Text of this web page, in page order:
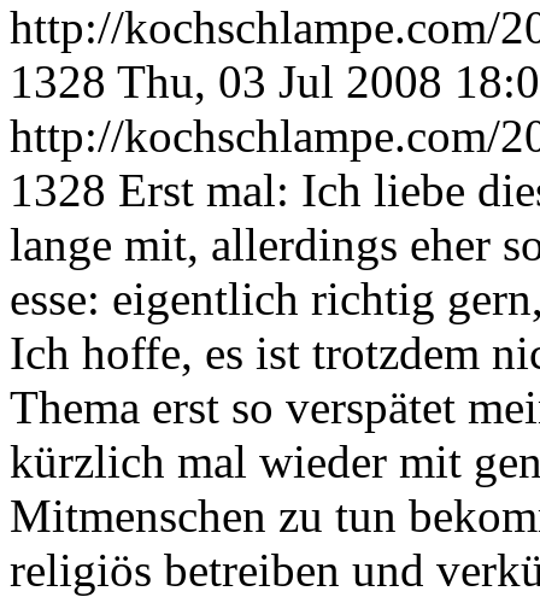
http://kochschlampe.com/
1328 Thu, 03 Jul 2008
http://kochschlampe.com/
1328 Erst mal: Ich liebe
lange mit, allerdings eher
esse: eigentlich richtig
Ich hoffe, es ist trotzdem
Thema erst so verspätet
kürzlich mal wieder mit
Mitmenschen zu tun
religiös betreiben und